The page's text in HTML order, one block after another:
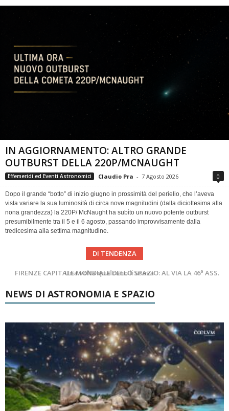
IN AGGIORNAMENTO: ALTRO GRANDE
OUTBURST DELLA 220P/MCNAUGHT
Effemeridi ed Eventi Astronomici Claudio Pra - 7 Agosto 2026 0
Dopo il grande “botto” di inizio giugno in prossimità del perielio, che l’aveva
vista variare la sua luminosità di circa nove magnitudini (dalla diciottesima alla
nona grandezza) la 220P/ McNaught ha subìto un nuovo potente outburst
presumibilmente tra il 5 e il 6 agosto, passando improvvisamente dalla
tredicesima alla settima magnitudine.
DI TENDENZA
FIRENZE CAPITALE MONDIALE DELLO SPAZIO: AL VIA LA 46ª ASSEMBLEA SCIENTIFICA DEL COSPAR
Cielo del Mese di Agosto 2026
NEWS DI ASTRONOMIA E SPAZIO